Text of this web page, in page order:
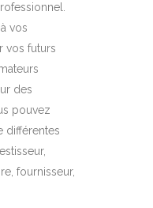
vos
vos futurs
des
pouvez
différentes
fournisseur,